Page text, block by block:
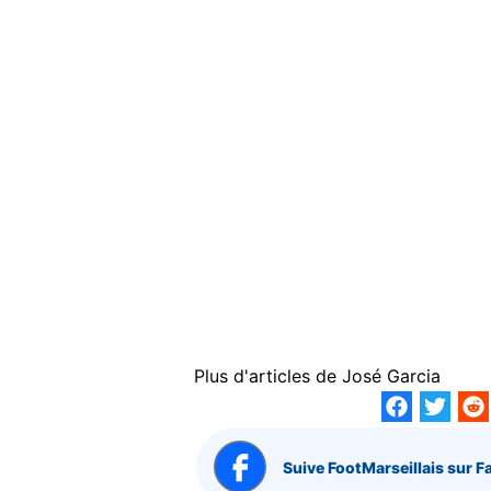
Plus d'articles de José Garcia
Suive FootMarseillais sur